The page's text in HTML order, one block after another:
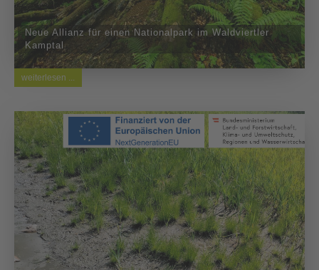
Neue Allianz für einen Nationalpark im Waldviertler
Kamptal
weiterlesen ...